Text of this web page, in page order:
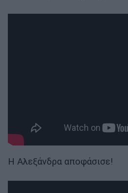
Η Αλεξάνδρα αποφάσισε!